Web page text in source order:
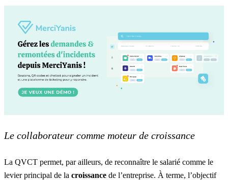
Le collaborateur comme moteur de croissance
La QVCT permet, par ailleurs, de reconnaître le salarié comme le
levier principal de la croissance de l’entreprise. À terme, l’objectif